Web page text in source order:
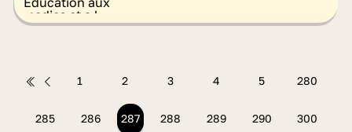
1 2 3 4 5 280
285 286 287 288 289 290 300